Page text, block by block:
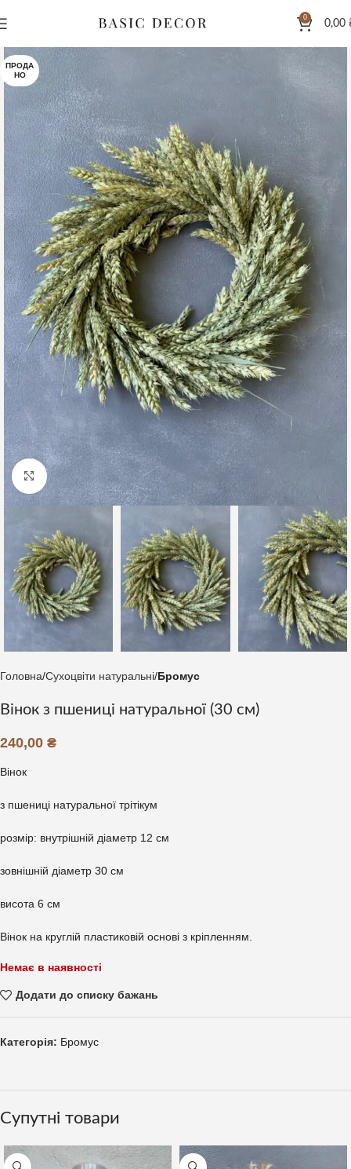
0
0,00
ПРОДА
НО
Клацніть, щоб збільшити
Головна Сухоцвіти натуральні Бромус
Вінок з пшениці натуральної (30 см)
240,00 ₴
Вінок
з пшениці натуральної трітікум
розмір: внутрішній діаметр 12 см
зовнішній діаметр 30 см
висота 6 см
Вінок на круглій пластиковій основі з кріпленням.
Немає в наявності
Додати до списку бажань
Категорія: Бромус
Супутні товари